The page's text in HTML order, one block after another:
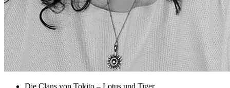
Die Clans von Tokito – Lotus und Tiger